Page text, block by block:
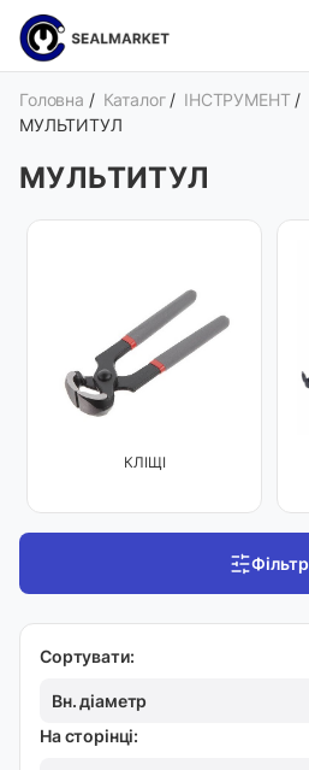
Головна / Каталог / ІНСТРУМЕНТ /
МУЛЬТИТУЛ
МУЛЬТИТУЛ
КЛІЩІ
Фільтр
Сортувати:
Вн. діаметр
На сторінці: